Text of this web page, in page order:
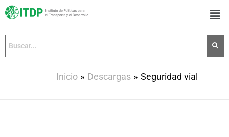
Inicio Descargas Seguridad vial